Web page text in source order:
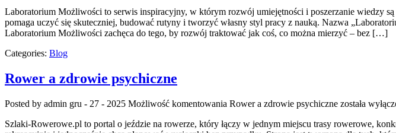
Laboratorium Możliwości to serwis inspiracyjny, w którym rozwój umiejętności i poszerzanie wiedzy
pomaga uczyć się skuteczniej, budować rutyny i tworzyć własny styl pracy z nauką. Nazwa
Laboratorium Możliwości zachęca do tego, by rozwój traktować jak coś, co można mierzyć – bez […]
Categories: Blog
Rower a zdrowie psychiczne
Posted by admin gru - 27 - 2025 Możliwość komentowania Rower a zdrowie psychiczne została
Szlaki-Rowerowe.pl to portal o jeździe na rowerze, który łączy w jednym miejscu trasy rowerowe,